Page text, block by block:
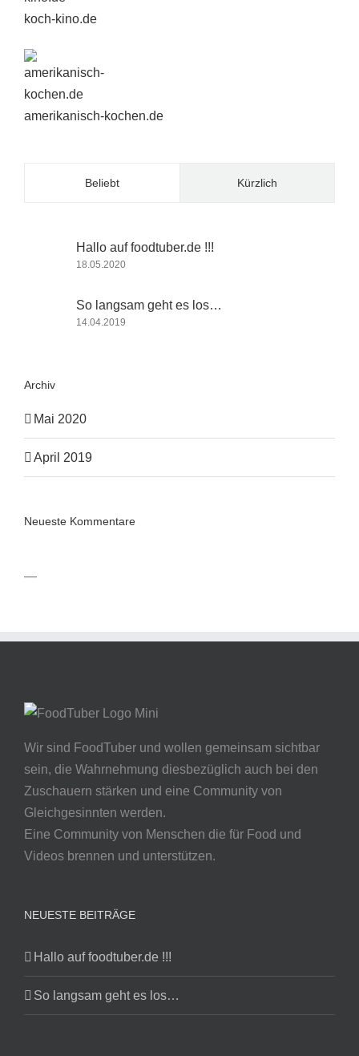
koch-kino.de
amerikanisch-kochen.de
Beliebt Kürzlich
Hallo auf foodtuber.de !!!
18.05.2020
So langsam geht es los…
14.04.2019
Archiv
Mai 2020
April 2019
Neueste Kommentare
—
Wir sind FoodTuber und wollen gemeinsam sichtbar
sein, die Wahrnehmung diesbezüglich auch bei den
Zuschauern stärken und eine Community von
Gleichgesinnten werden.
Eine Community von Menschen die für Food und
Videos brennen und unterstützen.
NEUESTE BEITRÄGE
Hallo auf foodtuber.de !!!
So langsam geht es los…